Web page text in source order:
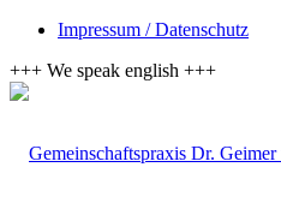
Impressum / Datenschutz
+++ We speak english +++